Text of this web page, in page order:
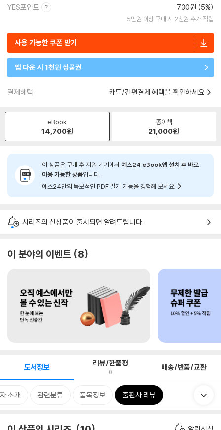
YES포인트 730원 (5%)
5만원 이상 구매 시 2천원 추가 적립
사용 가능한 쿠폰 받기
앱 다운 시 1천원 상품권
결제혜택 카드/간편결제 혜택을 확인하세요
eBook
14,700원
종이책
21,000원
이 상품은 구매 후 지원 기기에서 예스24 eBook앱 설치 후 바로
이용 가능한 상품입니다.
예스24만의 독보적인 PDF 필기 기능을 경험해 보세요!
시리즈의 신상품이 출시되면 알려드립니다.
이 분야의 이벤트 8
도서정보 리뷰/한줄평
0 배송/반품/교환
소개 관련분류 품목정보 출판사 리뷰